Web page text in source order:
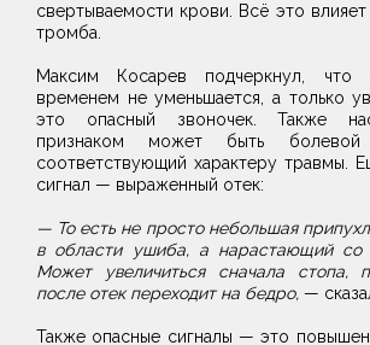
свертываемости крови. Всё это
тромба.
Максим Косарев подчеркнул,
временем не уменьшается, а только
это опасный звоночек. Также
признаком может быть
соответствующий характеру травмы.
сигнал — выраженный отек:
— То есть не просто небольшая
в области ушиба, а нарастающий со
Может увеличиться сначала стопа,
после отек переходит на бедро, —
Также опасные сигналы — это